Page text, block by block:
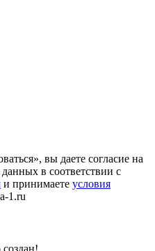
вы даете согласие на
в соответствии с
и принимаете условия
1.ru